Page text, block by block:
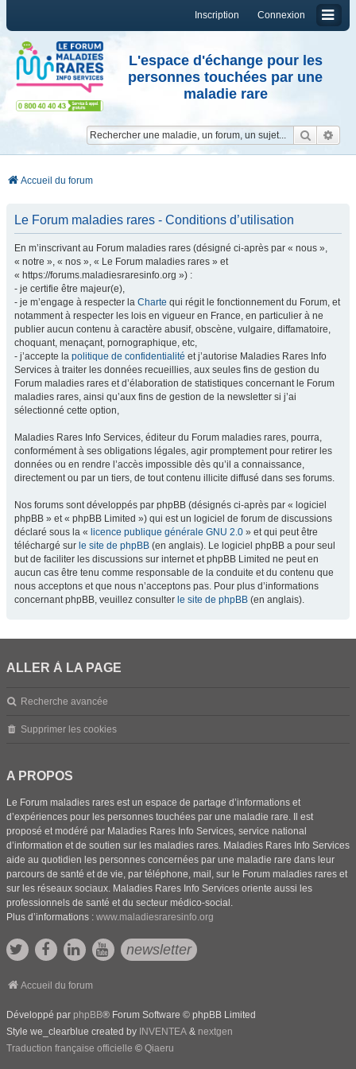
Connexion
Inscription
L'espace d'échange pour les
personnes touchées par une
maladie rare
Accueil du forum
Le Forum maladies rares - Conditions d’utilisation
En m’inscrivant au Forum maladies rares (désigné ci-après par « nous »,
« notre », « nos », « Le Forum maladies rares » et
« https://forums.maladiesraresinfo.org ») :
- je certifie être majeur(e),
- je m’engage à respecter la Charte qui régit le fonctionnement du Forum, et
notamment à respecter les lois en vigueur en France, en particulier à ne
publier aucun contenu à caractère abusif, obscène, vulgaire, diffamatoire,
choquant, menaçant, pornographique, etc,
- j’accepte la politique de confidentialité et j’autorise Maladies Rares Info
Services à traiter les données recueillies, aux seules fins de gestion du
Forum maladies rares et d’élaboration de statistiques concernant le Forum
maladies rares, ainsi qu’aux fins de gestion de la newsletter si j’ai
sélectionné cette option,
Maladies Rares Info Services, éditeur du Forum maladies rares, pourra,
conformément à ses obligations légales, agir promptement pour retirer les
données ou en rendre l’accès impossible dès qu’il a connaissance,
directement ou par un tiers, de tout contenu illicite diffusé dans ses forums.
Nos forums sont développés par phpBB (désignés ci-après par « logiciel
phpBB » et « phpBB Limited ») qui est un logiciel de forum de discussions
déclaré sous la « licence publique générale GNU 2.0 » et qui peut être
téléchargé sur le site de phpBB (en anglais). Le logiciel phpBB a pour seul
but de faciliter les discussions sur internet et phpBB Limited ne peut en
aucun cas être tenu comme responsable de la conduite et du contenu que
nous acceptons et que nous n’acceptons pas. Pour plus d’informations
concernant phpBB, veuillez consulter le site de phpBB (en anglais).
ALLER À LA PAGE
Recherche avancée
Supprimer les cookies
A PROPOS
Le Forum maladies rares est un espace de partage d’informations et
d’expériences pour les personnes touchées par une maladie rare. Il est
proposé et modéré par Maladies Rares Info Services, service national
d’information et de soutien sur les maladies rares. Maladies Rares Info Services
aide au quotidien les personnes concernées par une maladie rare dans leur
parcours de santé et de vie, par téléphone, mail, sur le Forum maladies rares et
sur les réseaux sociaux. Maladies Rares Info Services oriente aussi les
professionnels de santé et du secteur médico-social.
Plus d’informations : www.maladiesraresinfo.org
newsletter
Accueil du forum
Développé par phpBB® Forum Software © phpBB Limited
Style we_clearblue created by INVENTEA & nextgen
Traduction française officielle © Qiaeru